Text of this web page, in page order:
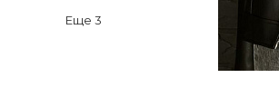
Еще 3